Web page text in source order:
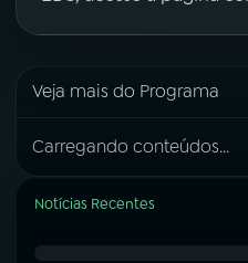
Veja mais do Programa
Carregando conteúdos...
Notícias Recentes